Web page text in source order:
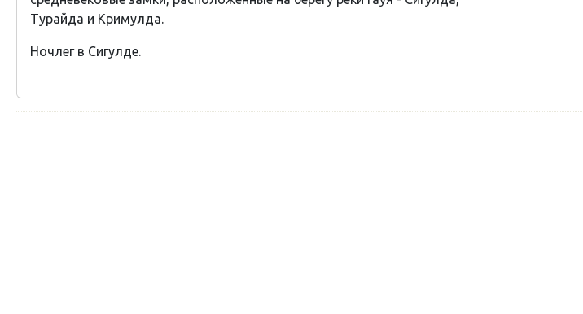
Турайда и Кримулда.
Ночлег в Сигулде.